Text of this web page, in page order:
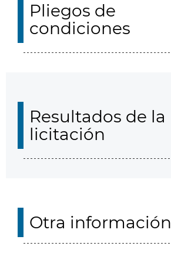
Pliegos de
condiciones
Resultados de la
licitación
Otra información